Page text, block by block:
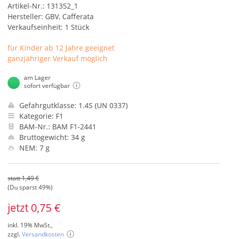
Artikel-Nr.: 131352_1
Hersteller: GBV, Cafferata
Verkaufseinheit: 1 Stück
für Kinder ab 12 Jahre geeignet
ganzjähriger Verkauf möglich
am Lager
sofort verfügbar
Gefahrgutklasse: 1.4S (UN 0337)
Kategorie: F1
BAM-Nr.: BAM F1-2441
Bruttogewicht: 34 g
NEM: 7 g
statt 1,49 €
(Du sparst 49%)
jetzt 0,75 €
inkl. 19% MwSt.,
zzgl.Versandkosten